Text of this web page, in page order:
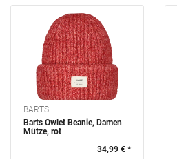
BARTS
Barts Owlet Beanie, Damen
Mütze, rot
34,99 € *